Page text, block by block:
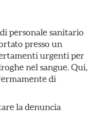
personale sanitario
presso un
urgenti per
nel sangue. Qui,
di
la denuncia